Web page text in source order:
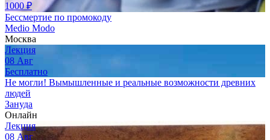
1000₽
Бессмертие по промокоду
Medio Modo
Москва
Лекция
08 Авг
Бесплатно
Не могли! Вымышленные и реальные возможности древних
людей
Зануда
Онлайн
Лекция
08 Авг